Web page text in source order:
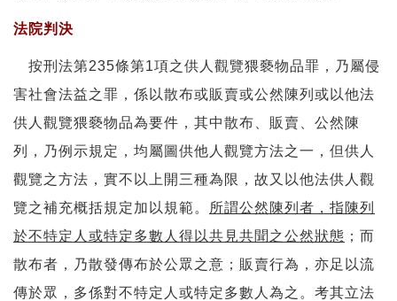
法院判決
按刑法第235條第1項之供人觀覽猥褻物品罪，乃屬侵
害社會法益之罪，係以散布或販賣或公然陳列或以他法
供人觀覽猥褻物品為要件，其中散布、販賣、公然陳
列，乃例示規定，均屬圖供他人觀覽方法之一，但供人
觀覽之方法，實不以上開三種為限，故又以他法供人觀
覽之補充概括規定加以規範。
所謂公然陳列者，指陳列
於不特定人或特定多數人得以共見共聞之公然狀態 ；而
散布者，乃散發傳布於公眾之意；販賣行為，亦足以流
傳於眾，多係對不特定人或特定多數人為之。考其立法